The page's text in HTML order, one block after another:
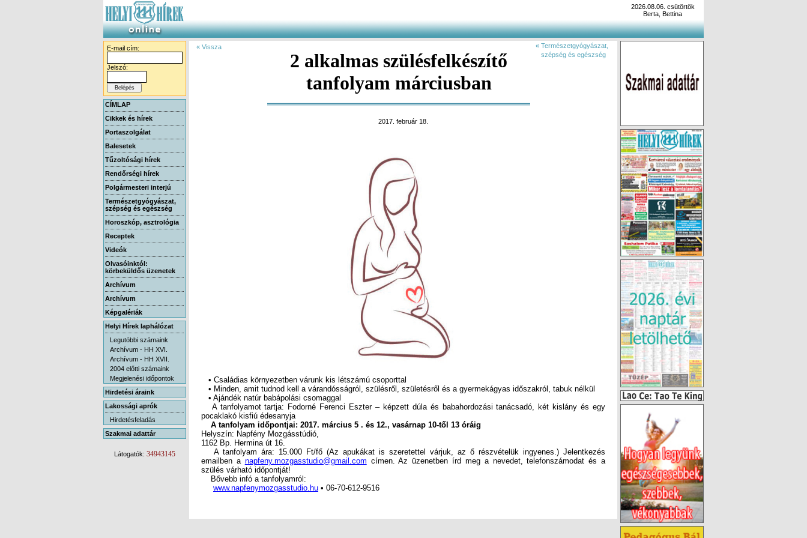
2026.08.06. csütörtök
Berta, Bettina
E-mail cím:
Jelszó:
CÍMLAP
Cikkek és hírek
Portaszolgálat
Balesetek
Tűzoltósági hírek
Rendőrségi hírek
Polgármesteri interjú
Természetgyógyászat,
szépség és egészség
Horoszkóp, asztrológia
Receptek
Videók
Olvasóinktól:
körbeküldős üzenetek
Archívum
Archívum
Képgalériák
Helyi Hírek laphálózat
Legutóbbi számaink
Archívum - HH XVI.
Archívum - HH XVII.
2004 előtti számaink
Megjelenési időpontok
Hirdetési áraink
Lakossági aprók
Hirdetésfeladás
Szakmai adattár
Látogatók: 34943145
« Vissza
2 alkalmas szülésfelkészítő
tanfolyam márciusban
« Természetgyógyászat,
szépség és egészség
2017. február 18.
• Családias környezetben várunk kis létszámú csoporttal
• Minden, amit tudnod kell a várandósságról, szülésről, születésről és a gyermekágyas időszakról, tabuk nélkül
• Ajándék natúr babápolási csomaggal
A tanfolyamot tartja: Fodorné Ferenci Eszter – képzett dúla és babahordozási tanácsadó, két kislány és egy
pocaklakó kisfiú édesanyja
A tanfolyam időpontjai: 2017. március 5 . és 12., vasárnap 10-től 13 óráig
Helyszín: Napfény Mozgásstúdió,
1162 Bp. Hermina út 16.
A tanfolyam ára: 15.000 Ft/fő (Az apukákat is szeretettel várjuk, az ő részvételük ingyenes.) Jelentkezés
emailben a napfeny.mozgasstudio@gmail.com címen. Az üzenetben írd meg a nevedet, telefonszámodat és a
szülés várható időpontját!
Bővebb infó a tanfolyamról:
www.napfenymozgasstudio.hu • 06-70-612-9516